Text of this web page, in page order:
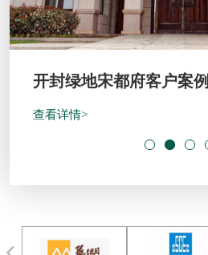
开封绿地宋都府客户案例
查看详情>